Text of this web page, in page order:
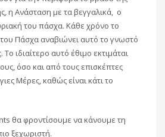
η Ανάσταση με τα βεγγαλικά, ο
του πάσχα. Κάθε χρόνο το
Πάσχα αναβιώνει αυτό το γνωστό
ιδιαίτερο αυτό έθιμο εκτιμάται
όσο και από τους επισκέπτες
Μέρες, καθώς είναι κάτι το
θα φροντίσουμε να κάνουμε τη
ξεχωριστή.